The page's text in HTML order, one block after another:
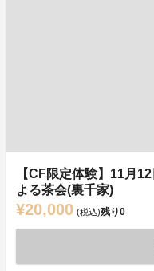
【CF限定体験】11月
よる茶会(裏千家)
¥20,000 (税込)残り0